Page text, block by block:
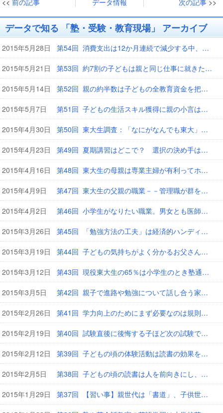
<< 前の記事 データ情報 次の記事 >>
データで知る 「塾・受験・教育現場」 アーカイブ
2015年5月28日 第54回 消費支出は12か月連続で減少する中、教育費は増加
2015年5月21日 第53回 約7割の子どもは親と同じ仕事に就きたくないと思っている
2015年5月14日 第52回 親の約半数は子どもの全教育資金を把握していない
2015年5月7日 第51回 子どもの生活スキル獲得に親の小言は百害あって一利なし
2015年4月30日 第50回 東大生調査：「なにがなんでも東大」は6割！
2015年4月23日 第49回 夏期講習はどこで？ 選択の決め手はやはり体験授業
2015年4月16日 第48回 東大生の母親は専業主婦が有利ってホント？
2015年4月9日 第47回 東大生の父親の職業－－管理職が群を抜いて多かった
2015年4月2日 第46回 小学生がなりたい職業。男女とも医師が安定的な人気
2015年3月26日 第45回 「勉強方法の工夫」は経済的ハンディを乗り越える
2015年3月19日 第44回 子どもの気持ちがよく分かるお父さん、お母さんが増加
2015年3月12日 第43回 現役東大生の65％は小学生のとき塾通いしていた
2015年3月5日 第42回 親子で進路や勉強について話し合う家庭の子は学力が高い
2015年2月26日 第41回 学力向上のためにまず必要なのは規則正しい生活です
2015年2月19日 第40回 試験直後に後悔する子ほど次の試験で「やる気」になる
2015年2月12日 第39回 子どもの頃の体験活動は読書の効果を飛躍的に高める
2015年2月5日 第38回 子どもの頃の読書は人を前向きにし、社会性を高める
2015年1月29日 第37回 【習い事】親世代は「書道」、子供世代は「学習塾」が1位